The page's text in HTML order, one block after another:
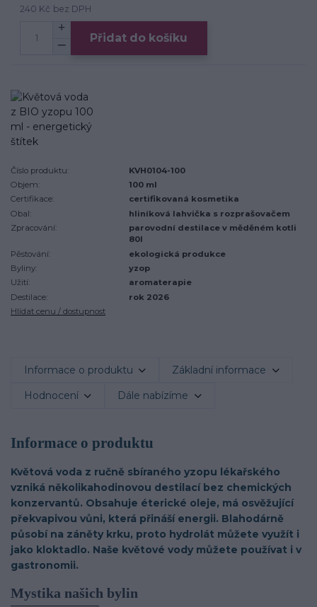
240 Kč bez DPH
Přidat do košíku
Číslo produktu:
KVH0104-100
Objem:
100 ml
Certifikace:
certifikovaná kosmetika
Obal:
hliníková lahvička s rozprašovačem
Zpracování:
parovodní destilace v měděném kotli
80l
Pěstování:
ekologická produkce
Byliny:
yzop
Užití:
aromaterapie
Destilace:
rok 2026
Hlídat cenu / dostupnost
Informace o produktu Základní informace
Hodnocení Dále nabízíme
Informace o produktu
Květová voda z ručně sbíraného yzopu lékařského
vzniká několikahodinovou destilací bez chemických
konzervantů. Obsahuje éterické oleje, má osvěžující
překvapivou vůni, která přináší energii. Blahodárně
působí na záněty krku, proto hydrolát můžete využít i
jako kloktadlo. Naše květové vody můžete používat i v
gastronomii.
Mystika našich bylin